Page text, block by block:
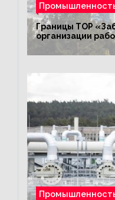
Границы ТОР
организации
предприятий